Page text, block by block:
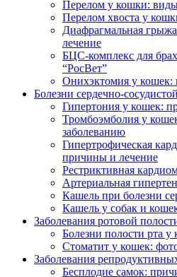
Перелом у кошки:
Перелом хвоста у
Диафрагмальная
лечение
БЦС-комплекс для
“РосВет”
Онихэктомия у кошек:
Болезни сердечно-
Гипертония у кошек:
Тромбоэмболия у
заболеванию
Гипертрофическая
причины и лечение
Рестриктивная
Артериальная
Кашель при болезни
Кашель у собак и
Заболевания ротовой
Болезни полости рта у
Стоматит у кошек:
Заболевания
Бесплодие самок: